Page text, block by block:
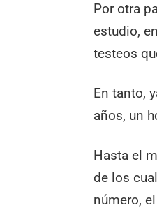
Por otra
estudio,
testeos
En tanto,
años, un
Hasta el
de los
número,